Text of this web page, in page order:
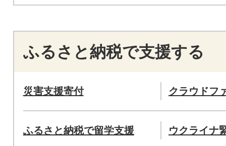
ふるさと納税で支援する
災害支援寄付 クラウドフ
ふるさと納税で留学支援 ウクライナ